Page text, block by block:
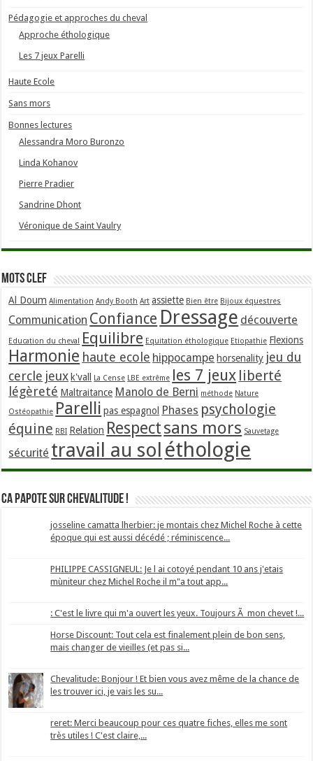
Pédagogie et approches du cheval
Approche éthologique
Les 7 jeux Parelli
Haute Ecole
Sans mors
Bonnes lectures
Alessandra Moro Buronzo
Linda Kohanov
Pierre Pradier
Sandrine Dhont
Véronique de Saint Vaulry
Mots clef
Al Doum Alimentation Andy Booth Art assiette Bien être Bijoux équestres
Communication Confiance Dressage découverte
Education du cheval Equilibre Equitation éthologique Etiopathie Flexions
Harmonie haute ecole hippocampe horsenality jeu du
cercle jeux k'vall La Cense LBE extrême les 7 jeux liberté
légèreté Maltraitance Manolo de Berni méthode Nature
Ostéopathie Parelli pas espagnol Phases psychologie
équine RBI Relation Respectsans mors Sauvetage
sécurité travail au sol éthologie
Ca papote sur Chevalitude !
josseline camatta lherbier: je montais chez Michel Roche à cette
époque qui est aussi décédé ; réminiscence...
PHILIPPE CASSIGNEUL: Je l ai cotoyé pendant 10 ans j'etais
mùniteur chez Michel Roche il m"a tout app...
: C'est le livre qui m'a ouvert les yeux. Toujours Ã mon chevet !...
Horse Discount: Tout cela est finalement plein de bon sens,
mais changer de vieilles (et pas si...
Chevalitude: Bonjour ! Et bien vous avez même de la chance de
les trouver ici, je vais les su...
reret: Merci beaucoup pour ces quatre fiches, elles me sont
très utiles ! C'est claire,...